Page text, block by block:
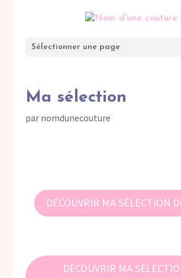
Sélectionner une page
Ma sélection
par nomdunecouture
DÉCOUVRIR MA SÉLECTION
DÉCOUVRIR MA